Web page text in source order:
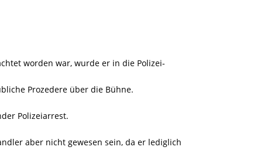
worden war, wurde er in die Polizei-
Prozedere über die Bühne.
Polizeiarrest.
aber nicht gewesen sein, da er lediglich